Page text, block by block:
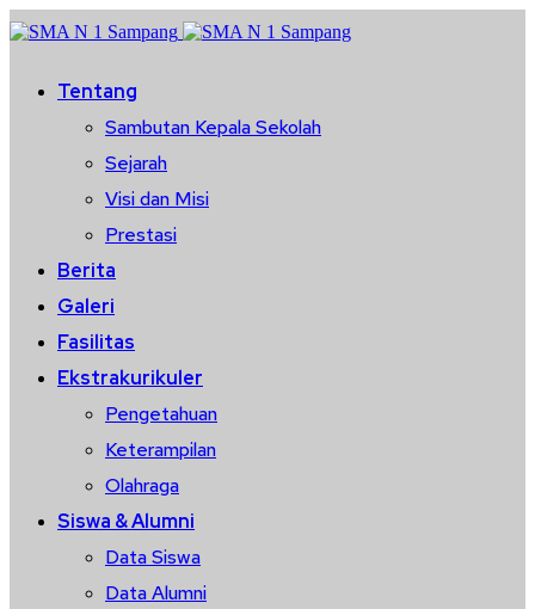
Tentang
Sambutan Kepala Sekolah
Sejarah
Visi dan Misi
Prestasi
Berita
Galeri
Fasilitas
Ekstrakurikuler
Pengetahuan
Keterampilan
Olahraga
Siswa & Alumni
Data Siswa
Data Alumni